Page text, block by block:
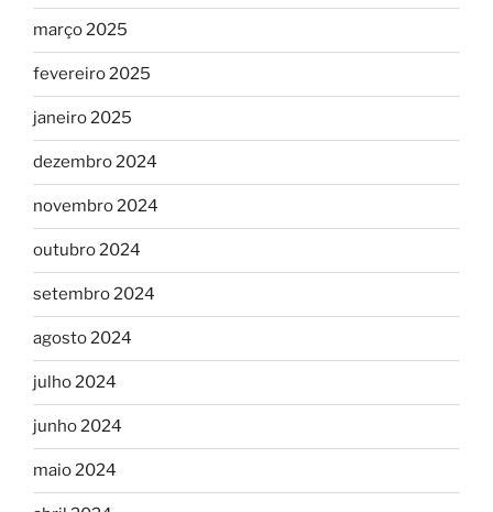
março 2025
fevereiro 2025
janeiro 2025
dezembro 2024
novembro 2024
outubro 2024
setembro 2024
agosto 2024
julho 2024
junho 2024
maio 2024